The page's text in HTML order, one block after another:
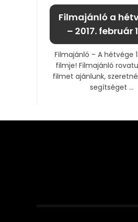
Filmajánló a
– 2017. február
Filmajánló – A hétvége
filmje! Filmajánló
filmet ajánlunk,
segítséget ...